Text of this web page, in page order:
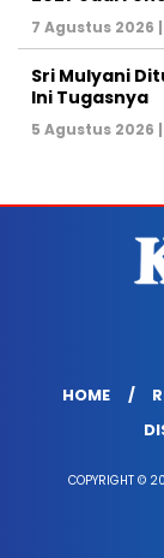
7 Agustus 2026
Sri Mulyani
Ini Tugasnya
5 Agustus 2026
HOME
COPYRIGHT ©